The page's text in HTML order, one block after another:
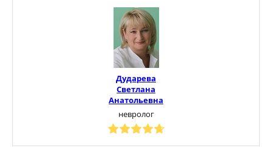
Дударева
Светлана
Анатольевна
невролог